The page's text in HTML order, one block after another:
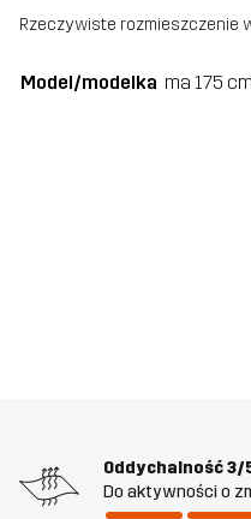
Rzeczywiste rozmieszczenie
Model/modelka ma 175
Oddychalność3/
Do aktywności o